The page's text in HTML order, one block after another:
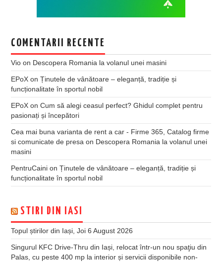
COMENTARII RECENTE
Vio on Descopera Romania la volanul unei masini
EPoX onȚinutele de vânătoare – eleganță, tradiție și
funcționalitate în sportul nobil
EPoX onCum să alegi ceasul perfect? Ghidul complet pentru
pasionați și începători
Cea mai buna varianta de rent a car - Firme 365, Catalog firme
si comunicate de presa on Descopera Romania la volanul unei
masini
PentruCaini onȚinutele de vânătoare – eleganță, tradiție și
funcționalitate în sportul nobil
STIRI DIN IASI
Topul știrilor din Iași, Joi 6 August 2026
Singurul KFC Drive-Thru din Iași, relocat într-un nou spaţiu din
Palas, cu peste 400 mp la interior și servicii disponibile non-